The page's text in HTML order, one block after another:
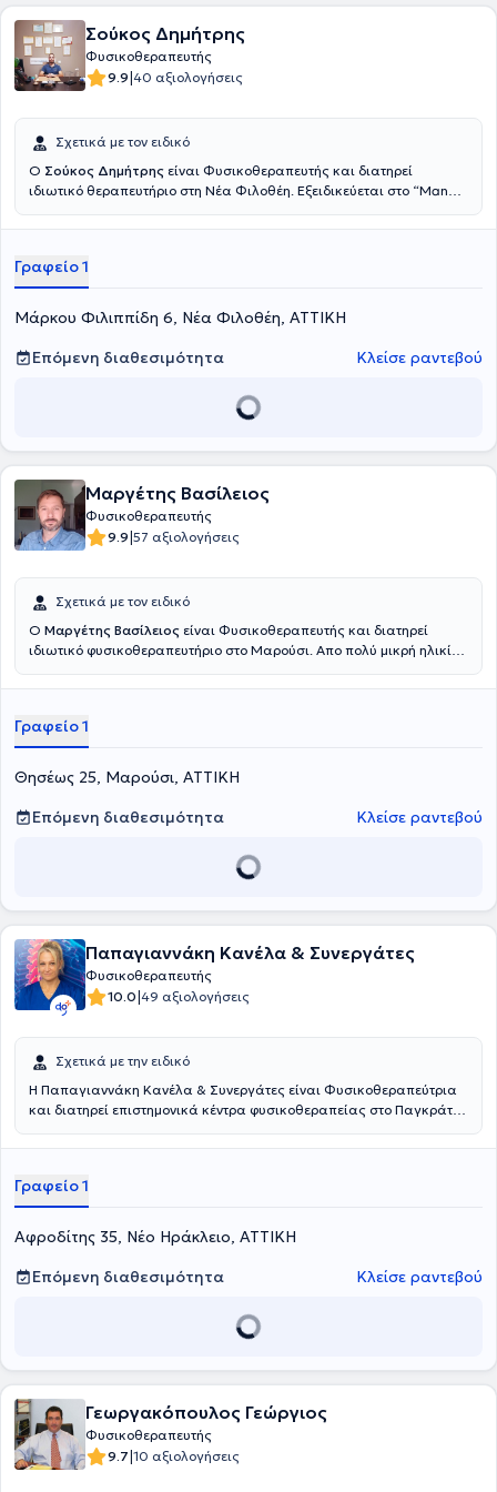
Σούκος Δημήτρης
Φυσικοθεραπευτής
9.9|40 αξιολογήσεις
Σχετικά με τον ειδικό
Ο Σούκος Δημήτρης είναι Φυσικοθεραπευτής και διατηρεί
ιδιωτικό θεραπευτήριο στη Νέα Φιλοθέη. Εξειδικεύεται στο “Manual
Αναλυτικότερα, πέρα από την κλασική φυσιοθεραπεία ο κ. Σούκος
αρθρώσεων του ανθρωπίνου σώματος. Αυτές οι τεχνικές στοχεύουν
στην αντιμετώπιση του προβλήματος και εν συνεχεία στην
ανακούφιση των συμπτωμάτων. Από το 2006 ως και σήμερα έχει
μεγάλη πείρα στο κομμάτι της φυσιοθεραπείας καθώς έχει υπάρξει
εργαζόμενος κατά κύριο λόγο σε ελληνικά νοσοκομεία και σε
κέντρα φυσικοθεραπείας. Σήμερα, τόσο στο ιδιωτικό του ιατρείο
οποιοδήποτε περιστατικό με κύριο στόχο τη δική σας εξυπηρέτηση.
πλήθος σεμιναρίων και συνεδρίων πάνω στον τομέα του,
εμπλουτίζοντας έτσι τις γνώσεις του.
Γραφείο 1
Mάρκου Φιλιππίδη 6, Νέα Φιλοθέη, ΑΤΤΙΚΗ
Επόμενη διαθεσιμότητα
Κλείσε ραντεβού
Μαργέτης Βασίλειος
Φυσικοθεραπευτής
9.9|57 αξιολογήσεις
Σχετικά με τον ειδικό
Ο Μαργέτης Βασίλειος είναι Φυσικοθεραπευτής και διατηρεί
ιδιωτικό φυσικοθεραπευτήριο στο Μαρούσι. Απο πολύ μικρή ηλικία
Φυσικοθεραπευτές γονείς του, Μαργέτη Θεόκλητο και Έλενα
φυσικοθεραπείας και έκτοτε εργάζεται με την εμπειρία που
απέκτησε δίπλα στους γονείς του, και με την πιο σύγχρονη
επιστημονική κατάρτιση σε νέες μεθόδους θεραπείας και
αποκατάστασης. Βασικές αρχές του φυσικοθεραπευτηρίου, το
οποίο λειτουργεί από το 1980, είναι η αγάπη για το αντικείμενο της
φυσικοθεραπείας και το ενδιαφέρον για τους ασθενείς. Στόχος και
επανένταξή του στις καθημερινές ή αθλητικές του δραστηριότητες.
ηλικία και τα φυσικά χαρακτηριστικά του κάθε ασθενούς
σεβόμενοι τη διαφορετικότητα του κάθε ανθρώπου.
Γραφείο 1
Θησέως 25, Μαρούσι, ΑΤΤΙΚΗ
Επόμενη διαθεσιμότητα
Κλείσε ραντεβού
Παπαγιαννάκη Κανέλα & Συνεργάτες
Φυσικοθεραπευτής
10.0|49 αξιολογήσεις
Σχετικά με την ειδικό
Η Παπαγιαννάκη Κανέλα & Συνεργάτες είναι Φυσικοθεραπεύτρια
και διατηρεί επιστημονικά κέντρα φυσικοθεραπείας στο Παγκράτι
Πανεπιστήμιο Δυτικής Αττικής. Έχει εξειδικευτεί σε πολλούς τομείς
την βελτιώση και την αντιμετώπιση διάφορων παθήσεων των
ασθενών της. Κατά τη διάρκεια των σπουδών της πραγματοποίησε
την πρακτική της άσκηση σε δημόσια νοσοκομεία, όπου απέκτησε
εμπειρία περιστατικών διάφορων ιατρικών ειδικοτήτων όπως
ορθοπεδικά, νευρολογικά, παθολογικά, αθλητιατρικά, ενώ στο
παρελθόν εργάστηκε και ως εθελόντρια σε διάφορα κέντρα
επιστημονικός συνεργάτης στο Aegean College και στο
Πέρα από αυτό όμως υπήρξε και μέλος διάφορων συλλόγων
σχετικών με την ειδικότητά της.
Γραφείο 1
Αφροδίτης 35, Νέο Ηράκλειο, ΑΤΤΙΚΗ
Επόμενη διαθεσιμότητα
Κλείσε ραντεβού
Γεωργακόπουλος Γεώργιος
Φυσικοθεραπευτής
9.7|10 αξιολογήσεις